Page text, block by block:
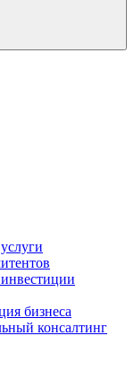
бизнеса
консалтинг